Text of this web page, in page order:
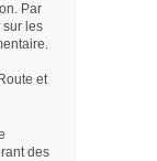
Par
sur les
et
des